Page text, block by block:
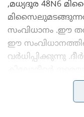
,മധ്യദൂര 48N6
സംവിധാനം .ഈ
ഈ
വർധിപ്പിക്കുന്നു
കഴിവുണ്ട് .മറ്റു
സംവിധാനങ്ങളെയും